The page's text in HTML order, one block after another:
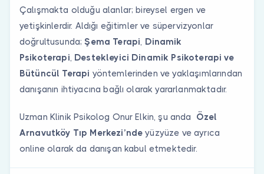
Çalışmakta olduğu alanlar; bireysel ergen ve
yetişkinlerdir. Aldığı eğitimler ve süpervizyonlar
doğrultusunda;Şema Terapi Dinamik
Psikoterapi Destekleyici Dinamik Psikoterapi ve
Bütüncül Terapi yöntemlerinden ve yaklaşımlarından
danışanın ihtiyacına bağlı olarak yararlanmaktadır.
Uzman Klinik Psikolog Onur Elkin, şu anda Özel
Arnavutköy Tıp Merkezi’nde yüzyüze ve ayrıca
online olarak da danışan kabul etmektedir.